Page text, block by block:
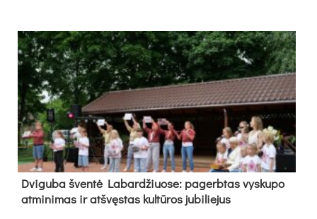
Dvi­gu­ba šven­tė La­bar­džiuo­se: pa­gerb­tas vys­ku­po
at­mi­ni­mas ir at­švęs­tas kul­tū­ros ju­bi­lie­jus